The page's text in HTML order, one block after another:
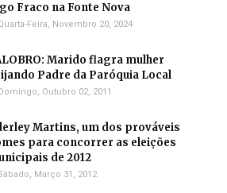
Fraco na Fonte Nova
Feira, Novembro 20, 2024
Marido flagra mulher
Padre da Paróquia Local
Outubro 02, 2011
Martins, um dos prováveis
para concorrer as eleições
de 2012
Março 31, 2012